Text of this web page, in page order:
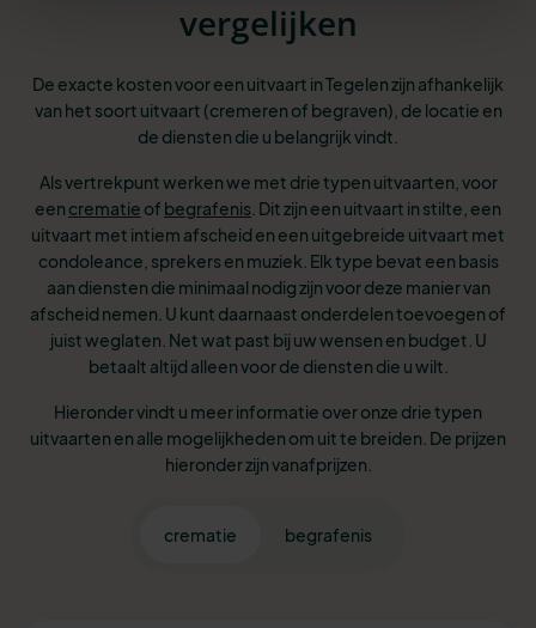
vergelijken
De exacte kosten voor een uitvaart in Tegelen zijn afhankelijk
van het soort uitvaart (cremeren of begraven), de locatie en
de diensten die u belangrijk vindt.
Als vertrekpunt werken we met drie typen uitvaarten, voor
een crematie of begrafenis . Dit zijn een uitvaart in stilte, een
uitvaart met intiem afscheid en een uitgebreide uitvaart met
condoleance, sprekers en muziek. Elk type bevat een basis
aan diensten die minimaal nodig zijn voor deze manier van
afscheid nemen. U kunt daarnaast onderdelen toevoegen of
juist weglaten. Net wat past bij uw wensen en budget. U
betaalt altijd alleen voor de diensten die u wilt.
Hieronder vindt u meer informatie over onze drie typen
uitvaarten en alle mogelijkheden om uit te breiden. De prijzen
hieronder zijn vanafprijzen.
crematie begrafenis